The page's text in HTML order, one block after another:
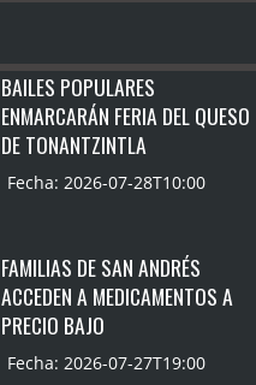
BAILES POPULARES
ENMARCARÁN FERIA DEL QUESO
DE TONANTZINTLA
Fecha: 2026-07-28T10:00
FAMILIAS DE SAN ANDRÉS
ACCEDEN A MEDICAMENTOS A
PRECIO BAJO
Fecha: 2026-07-27T19:00